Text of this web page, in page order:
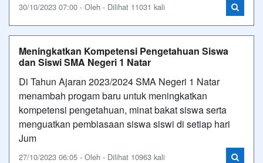
30/10/2023 07:00 - Oleh - Dilihat 11031 kali
Meningkatkan Kompetensi Pengetahuan Siswa
dan Siswi SMA Negeri 1 Natar
Di Tahun Ajaran 2023/2024 SMA Negeri 1 Natar
menambah progam baru untuk meningkatkan
kompetensi pengetahuan, minat bakat siswa serta
menguatkan pembiasaan siswa siswi di setiap hari
Jum
27/10/2023 06:05 - Oleh - Dilihat 10963 kali